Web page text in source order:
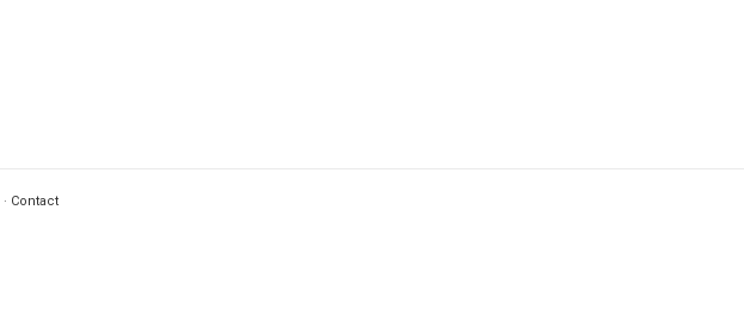
· Contact